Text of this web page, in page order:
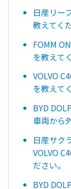
日産リー
教えてく
FOMM
を教えて
VOLVO
を教えて
BYD
車両から
日産サク
VOLVO
ださい。
BYD